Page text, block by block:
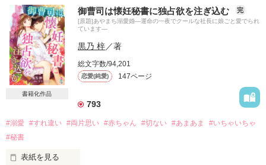
一晩だけ、と……甘い夢を見たつもりだった。
それなのに……
こんなことって有りますか⁉︎
「あなたはどうやら、私の運命の人だ」
これは、私の身に起こっていることですか？
書籍化作品
御曹司は懐妊秘書に独占欲を注ぎ込む 完
[原題]あやまち溺愛婚―運命の一夜でクールな社長に娘ごと愛でられ
ています―
黒乃 梓／著
総文字数/94,201
恋愛(純愛) 147ページ
793
#溺愛 #すれ違い #両片思い #赤ちゃん #切ない #あまあま
#いちゃいちゃ
#秘書
表紙を見る